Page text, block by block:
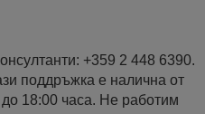
+359 2 448 6390.
поддръжка е налична от
18:00 часа. Не работим